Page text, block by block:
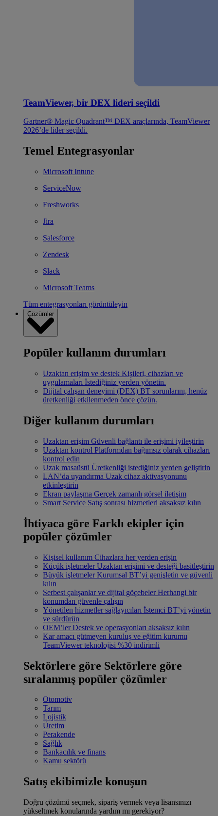
TeamViewer, bir DEX lideri seçildi
Gartner® Magic Quadrant™ DEX araçlarında, TeamViewer
2026’de lider seçildi.
Temel Entegrasyonlar
Microsoft Intune
ServiceNow
Freshworks
Jira
Salesforce
Zendesk
Slack
Microsoft Teams
Tüm entegrasyonları görüntüleyin
Çözümler
Popüler kullanım durumları
Uzaktan erişim ve destek Kişileri, cihazları ve
uygulamaları İstediğiniz yerden yönetin.
Dijital çalışan deneyimi (DEX) BT sorunlarını, henüz
üretkenliği etkilenmeden önce çözün.
Diğer kullanım durumları
Uzaktan erişim Güvenli bağlantı ile erişimi iyileştirin
Uzaktan kontrol Platformdan bağımsız olarak cihazları
kontrol edin
Uzak masaüstü Üretkenliği istediğiniz yerden geliştirin
LAN’da uyandırma Uzak cihaz aktivasyonunu
etkinleştirin
Ekran paylaşma Gerçek zamanlı görsel iletişim
Smart Service Satış sonrası hizmetleri aksaksız kılın
İhtiyaca göre Farklı ekipler için
popüler çözümler
Kişisel kullanım Cihazlara her yerden erişin
Küçük işletmeler Uzaktan erişimi ve desteği basitleştirin
Büyük işletmeler Kurumsal BT’yi genişletin ve güvenli
kılın
Serbest çalışanlar ve dijital göçebeler Herhangi bir
konumdan güvenle çalışın
Yönetilen hizmetler sağlayıcıları İstemci BT’yi yönetin
ve sürdürün
OEM’ler Destek ve operasyonları aksaksız kılın
Kar amacı gütmeyen kuruluş ve eğitim kurumu
TeamViewer teknolojisi %30 indirimli
Sektörlere göre Sektörlere göre
sıralanmış popüler çözümler
Otomotiv
Tarım
Lojistik
Üretim
Perakende
Sağlık
Bankacılık ve finans
Kamu sektörü
Satış ekibimizle konuşun
Doğru çözümü seçmek, sipariş vermek veya lisansınızı
yükseltmek konularında yardım mı gerekiyor?